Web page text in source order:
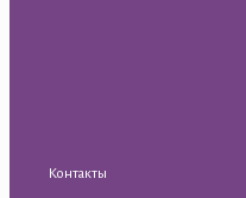
Контакты